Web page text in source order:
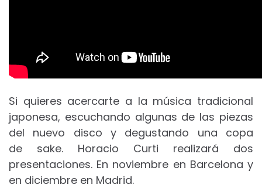
Si quieres acercarte a la música tradicional
japonesa, escuchando algunas de las piezas
del nuevo disco y degustando una copa
de sake. Horacio Curti realizará dos
presentaciones. En noviembre en Barcelona y
en diciembre en Madrid.